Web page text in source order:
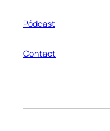
Pódcast
Contact